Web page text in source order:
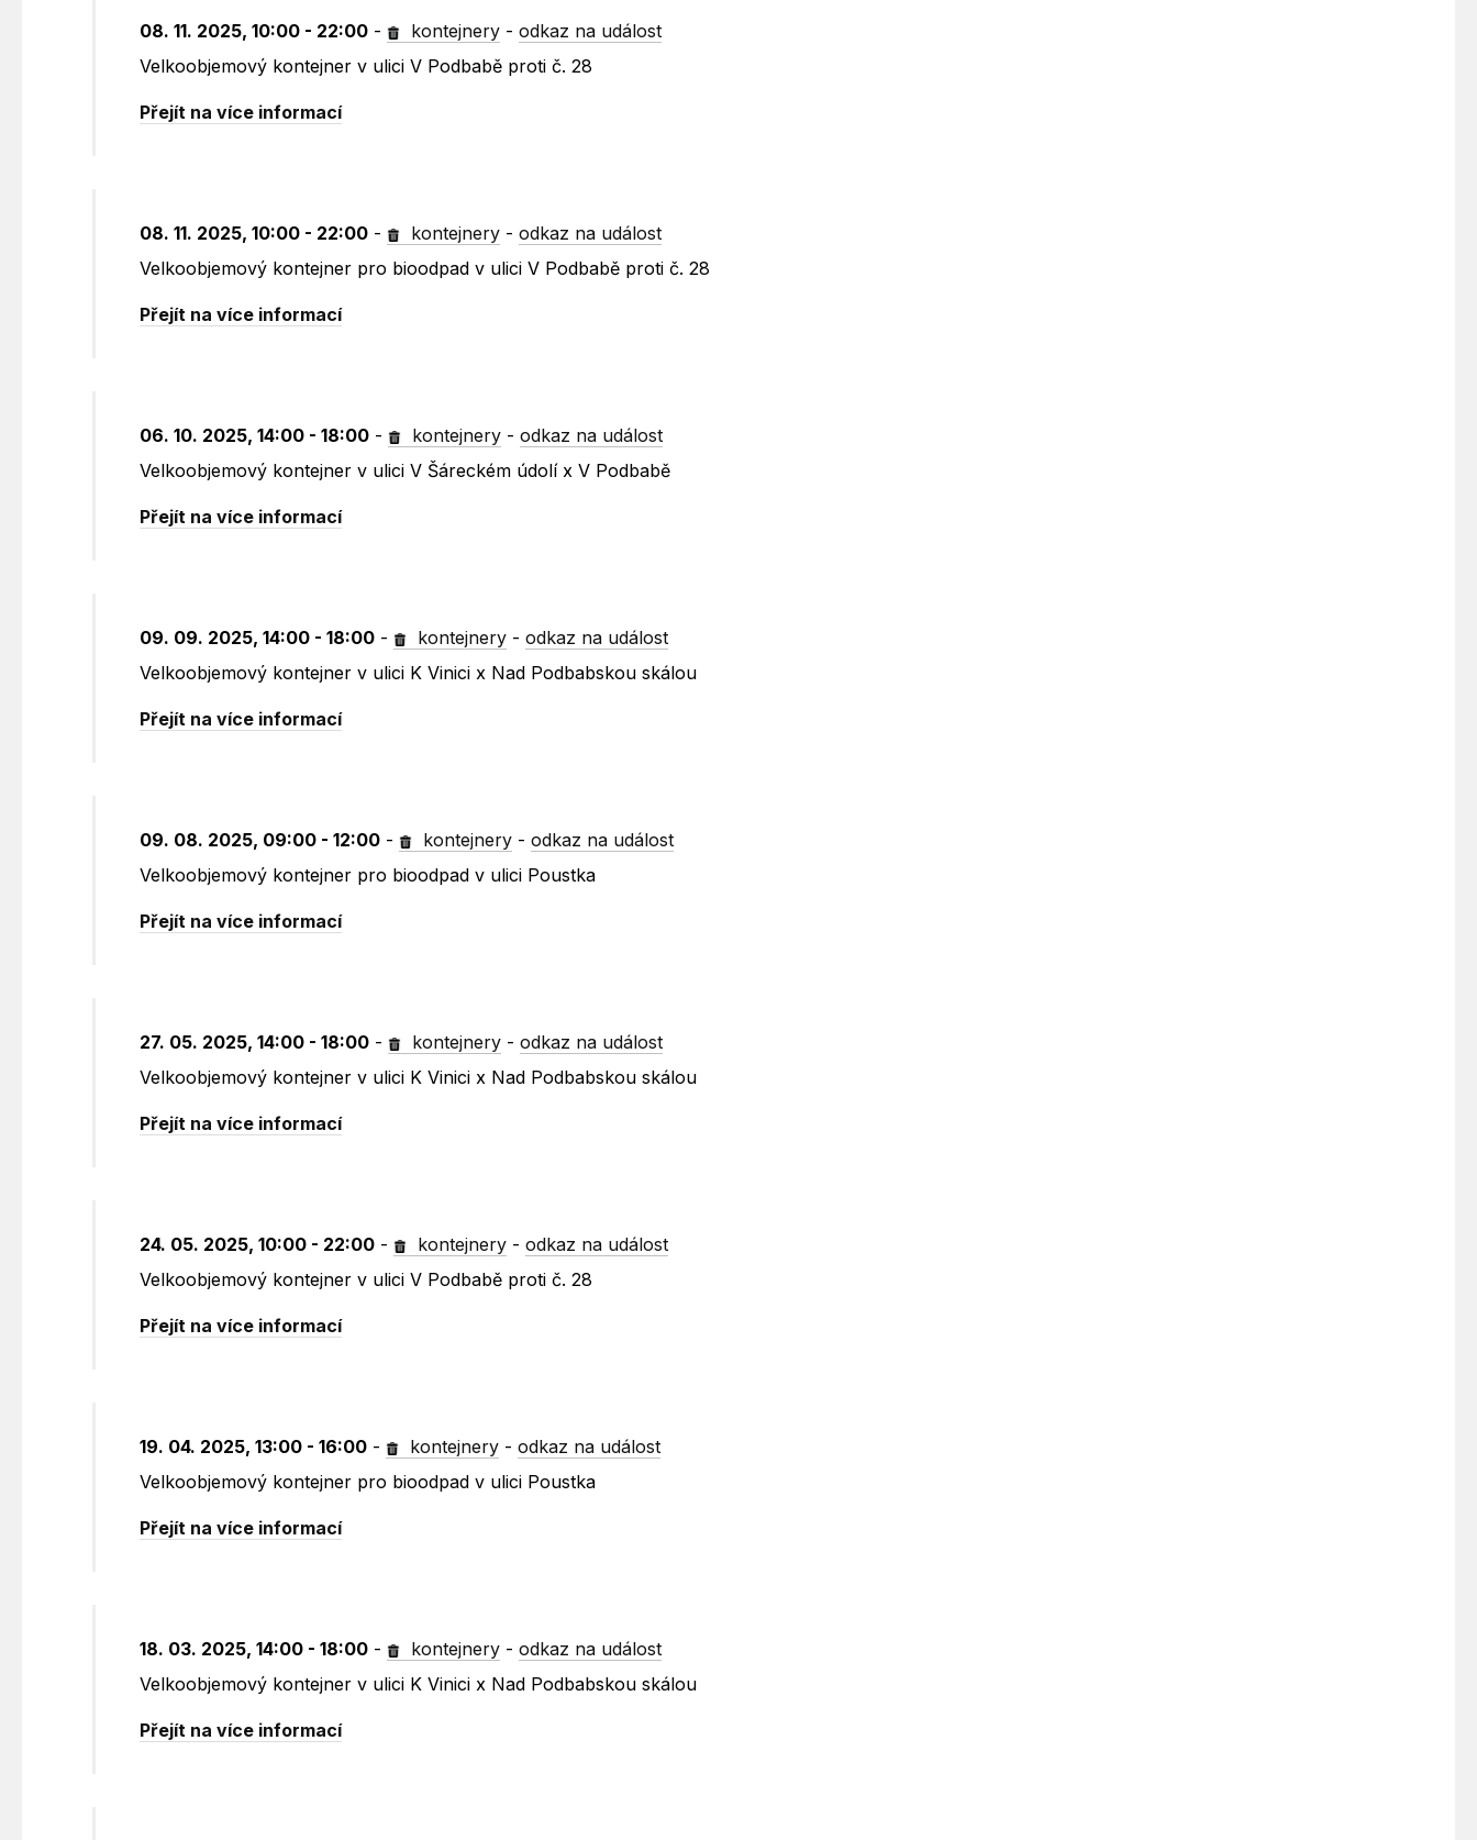
08. 11. 2025, 10:00 - 22:00 - kontejnery -odkaz na událost
Velkoobjemový kontejner v ulici V Podbabě proti č. 28
Přejít na více informací
08. 11. 2025, 10:00 - 22:00 - kontejnery -odkaz na událost
Velkoobjemový kontejner pro bioodpad v ulici V Podbabě proti č. 28
Přejít na více informací
06. 10. 2025, 14:00 - 18:00 - kontejnery -odkaz na událost
Velkoobjemový kontejner v ulici V Šáreckém údolí x V Podbabě
Přejít na více informací
09. 09. 2025, 14:00 - 18:00 - kontejnery -odkaz na událost
Velkoobjemový kontejner v ulici K Vinici x Nad Podbabskou skálou
Přejít na více informací
09. 08. 2025, 09:00 - 12:00 - kontejnery -odkaz na událost
Velkoobjemový kontejner pro bioodpad v ulici Poustka
Přejít na více informací
27. 05. 2025, 14:00 - 18:00 - kontejnery -odkaz na událost
Velkoobjemový kontejner v ulici K Vinici x Nad Podbabskou skálou
Přejít na více informací
24. 05. 2025, 10:00 - 22:00 - kontejnery -odkaz na událost
Velkoobjemový kontejner v ulici V Podbabě proti č. 28
Přejít na více informací
19. 04. 2025, 13:00 - 16:00 - kontejnery -odkaz na událost
Velkoobjemový kontejner pro bioodpad v ulici Poustka
Přejít na více informací
18. 03. 2025, 14:00 - 18:00 - kontejnery -odkaz na událost
Velkoobjemový kontejner v ulici K Vinici x Nad Podbabskou skálou
Přejít na více informací